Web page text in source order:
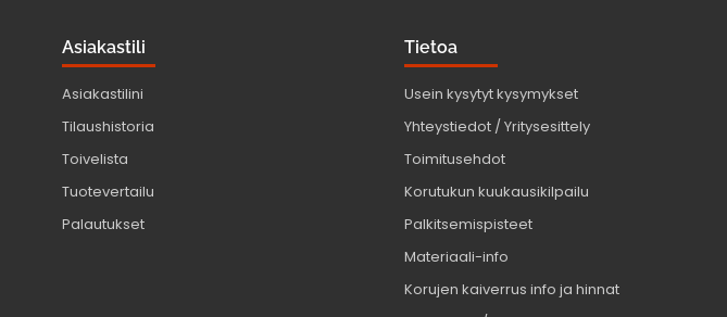
Asiakastili
Asiakastilini
Tilaushistoria
Toivelista
Tuotevertailu
Palautukset
Tietoa
Usein kysytyt kysymykset
Yhteystiedot / Yritysesittely
Toimitusehdot
Korutukun kuukausikilpailu
Palkitsemispisteet
Materiaali-info
Korujen kaiverrus info ja hinnat